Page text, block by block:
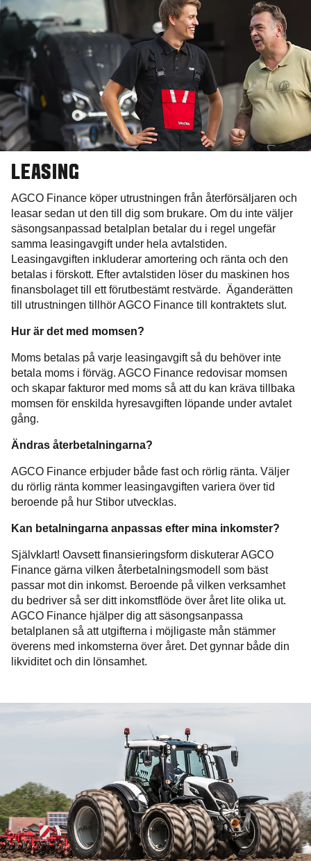
LEASING
AGCO Finance köper utrustningen från återförsäljaren och
leasar sedan ut den till dig som brukare. Om du inte väljer
säsongsanpassad betalplan betalar du i regel ungefär
samma leasingavgift under hela avtalstiden.
Leasingavgiften inkluderar amortering och ränta och den
betalas i förskott. Efter avtalstiden löser du maskinen hos
finansbolaget till ett förutbestämt restvärde. Äganderätten
till utrustningen tillhör AGCO Finance till kontraktets slut.
Hur är det med momsen?
Moms betalas på varje leasingavgift så du behöver inte
betala moms i förväg. AGCO Finance redovisar momsen
och skapar fakturor med moms så att du kan kräva tillbaka
momsen för enskilda hyresavgiften löpande under avtalet
gång.
Ändras återbetalningarna?
AGCO Finance erbjuder både fast och rörlig ränta. Väljer
du rörlig ränta kommer leasingavgiften variera över tid
beroende på hur Stibor utvecklas.
Kan betalningarna anpassas efter mina inkomster?
Självklart! Oavsett finansieringsform diskuterar AGCO
Finance gärna vilken återbetalningsmodell som bäst
passar mot din inkomst. Beroende på vilken verksamhet
du bedriver så ser ditt inkomstflöde över året lite olika ut.
AGCO Finance hjälper dig att säsongsanpassa
betalplanen så att utgifterna i möjligaste mån stämmer
överens med inkomsterna över året. Det gynnar både din
likviditet och din lönsamhet.